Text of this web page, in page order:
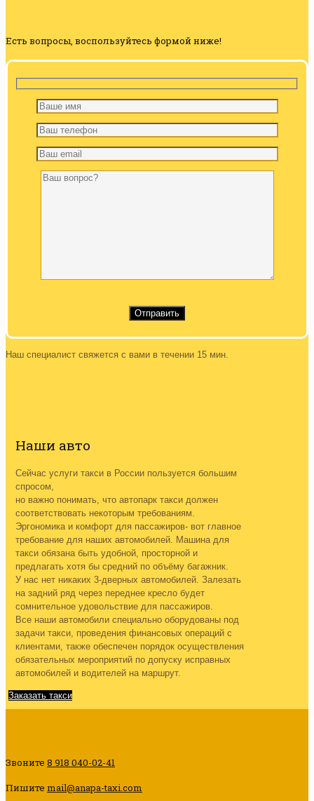
Есть вопросы, воспользуйтесь формой ниже!
Наш специалист свяжется с вами в течении 15 мин.
Наши авто
Сейчас услуги такси в России пользуется большим
спросом,
но важно понимать, что автопарк такси должен
соответствовать некоторым требованиям.
Эргономика и комфорт для пассажиров- вот главное
требование для наших автомобилей. Машина для
такси обязана быть удобной, просторной и
предлагать хотя бы средний по объёму багажник.
У нас нет никаких 3-дверных автомобилей. Залезать
на задний ряд через переднее кресло будет
сомнительное удовольствие для пассажиров.
Все наши автомобили специально оборудованы под
задачи такси, проведения финансовых операций с
клиентами, также обеспечен порядок осуществления
обязательных мероприятий по допуску исправных
автомобилей и водителей на маршрут.
Заказать такси
Звоните 8 918 040-02-41
Пишите mail@anapa-taxi.com